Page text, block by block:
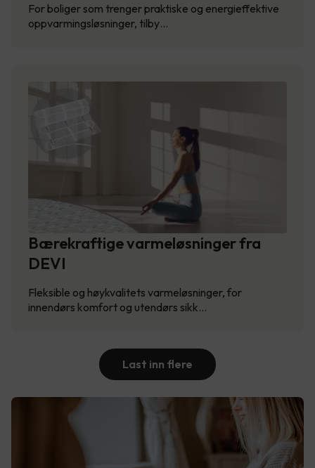
For boliger som trenger praktiske og energieffektive
oppvarmingsløsninger, tilby…
Bærekraftige varmeløsninger fra
DEVI
Fleksible og høykvalitets varmeløsninger, for
innendørs komfort og utendørs sikk…
Last inn flere